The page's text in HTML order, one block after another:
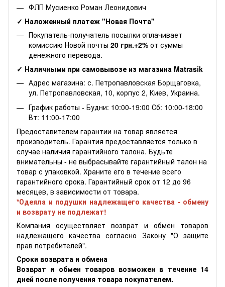
ФЛП Мусиенко Роман Леонидович
✓ Наложенный платеж "Новая Почта"
Покупатель-получатель посылки оплачивает
комиссию Новой почты 20 грн.+2% от суммы
денежного перевода.
✓ Наличными при самовывозе из магазина Matrasik
Адрес магазина: с. Петропавловская Борщаговка,
ул. Петропавловская, 10, корпус 2, Киев, Украина.
График работы - Будни: 10:00-19:00 Сб: 10:00-18:00
Вт: 11:00-17:00
Предоставителем гарантии на товар является
производитель. Гарантия предоставляется только в
случае наличия гарантийного талона. Будьте
внимательны - не выбрасывайте гарантийный талон на
товар с упаковкой. Храните его в течение всего
гарантийного срока. Гарантийный срок от 12 до 96
месяцев, в зависимости от товара.
*Одеяла и подушки надлежащего качества - обмену
и возврату не подлежат!
Компания осуществляет возврат и обмен товаров
надлежащего качества согласно Закону "О защите
прав потребителей".
Сроки возврата и обмена
Возврат и обмен товаров возможен в течение 14
дней после получения товара покупателем.